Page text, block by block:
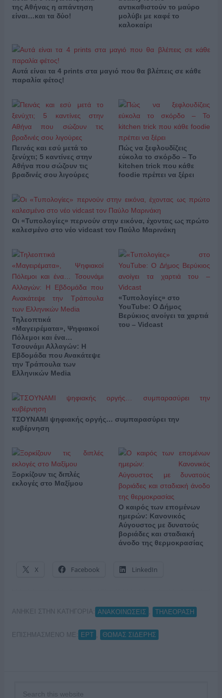
της Αθήνας η απάντηση
είναι…και τα δύο!
αντικαθιστούν το μαύρο
μολύβι με καφέ το
καλοκαίρι
Αυτά είναι τα 4 prints στα μαγιό που θα βλέπεις σε κάθε
παραλία φέτος!
Πεινάς και εσύ μετά το
ξενύχτι; 5 καντίνες στην
Αθήνα που σώζουν τις
βραδινές σου λιγούρες
Πώς να ξεφλουδίζεις
εύκολα το σκόρδο – Το
kitchen trick που κάθε
foodie πρέπει να ξέρει
Οι «Τυπολογίες» περνούν στην εικόνα, έχοντας ως πρώτο
καλεσμένο στο νέο vidcast τον Παύλο Μαρινάκη
Τηλεοπτικά
«Μαγειρέματα», Ψηφιακοί
Πόλεμοι και ένα…
Τσουνάμι Αλλαγών: Η
Εβδομάδα που Ανακάτεψε
την Τράπουλα των
Ελληνικών Media
«Τυπολογίες» στο
YouTube: Ο Δήμος
Βερύκιος ανοίγει τα χαρτιά
του – Vidcast
ΤΣΟΥΝΑΜΙ ψηφιακής οργής… συμπαρασύρει την
κυβέρνηση
Ξορκίζουν τις διπλές
εκλογές στο Μαξίμου
Ο καιρός των επομένων
ημερών: Κανονικός
Αύγουστος με δυνατούς
βοριάδες και σταδιακή
άνοδο της θερμοκρασίας
X Facebook LinkedIn
ΑΝΗΚΕΙ ΣΤΗΝ ΚΑΤΗΓΟΡΙΑ: ΑΝΑΚΟΙΝΩΣΕΙΣ ΤΗΛΕΟΡΑΣΗ
ΕΠΙΣΗΜΑΣΜΕΝΟ ΜΕ: ΕΡΤ ΘΩΜΑΣ ΣΙΔΕΡΗΣ